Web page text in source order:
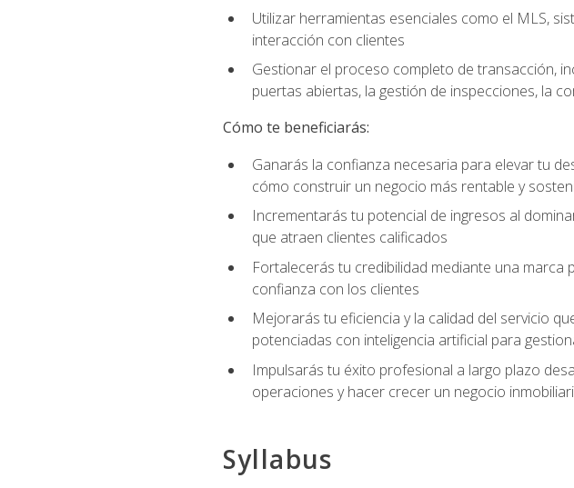
Utilizar herramientas esenciales como el MLS,
interacción con clientes
Gestionar el proceso completo de transacción,
puertas abiertas, la gestión de inspecciones, la
Cómo te beneficiarás:
Ganarás la confianza necesaria para elevar tu
cómo construir un negocio más rentable y
Incrementarás tu potencial de ingresos al
que atraen clientes calificados
Fortalecerás tu credibilidad mediante una
confianza con los clientes
Mejorarás tu eficiencia y la calidad del servicio
potenciadas con inteligencia artificial para
Impulsarás tu éxito profesional a largo plazo
operaciones y hacer crecer un negocio
Syllabus